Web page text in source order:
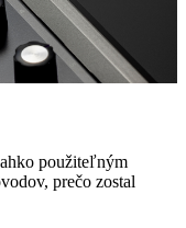
použiteľným
prečo zostal